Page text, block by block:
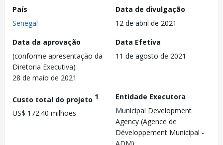
País
Senegal
Data de divulgação
12 de abril de 2021
Data da aprovação
(conforme apresentação da
Diretoria Executiva)
28 de maio de 2021
Data Efetiva
11 de agosto de 2021
Custo total do projeto 1
US$ 172.40 milhões
Entidade Executora
Municipal Development
Agency (Agence de
Développement Municipal -
ADM)